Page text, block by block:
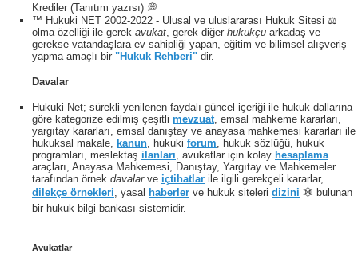
Krediler (Tanıtım yazısı) 💭
™ Hukuki NET 2002-2022 - Ulusal ve uluslararası Hukuk Sitesi ⚖️
olma özelliği ile gerek avukat , gerek diğer hukukçu arkadaş ve
gerekse vatandaşlara ev sahipliği yapan, eğitim ve bilimsel alışveriş
yapma amaçlı bir "Hukuk Rehberi" dir.
Davalar
Hukuki Net; sürekli yenilenen faydalı güncel içeriği ile hukuk dallarına
göre kategorize edilmiş çeşitli mevzuat, emsal mahkeme kararları,
yargıtay kararları, emsal danıştay ve anayasa mahkemesi kararları ile
hukuksal makale, kanun, hukuki forum, hukuk sözlüğü, hukuk
programları, meslektaş ilanları, avukatlar için kolay hesaplama
araçları, Anayasa Mahkemesi, Danıştay, Yargıtay ve Mahkemeler
tarafından örnek davalarve içtihatlar ile ilgili gerekçeli kararlar,
dilekçe örnekleri, yasal haberler ve hukuk siteleri dizini 🕸 bulunan
bir hukuk bilgi bankası sistemidir.
Avukatlar